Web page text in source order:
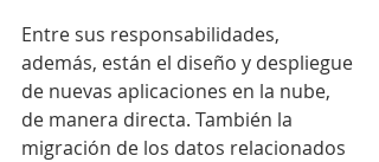
Entre sus responsabilidades,
además, están el diseño y despliegue
de nuevas aplicaciones en la nube,
de manera directa. También la
migración de los datos relacionados